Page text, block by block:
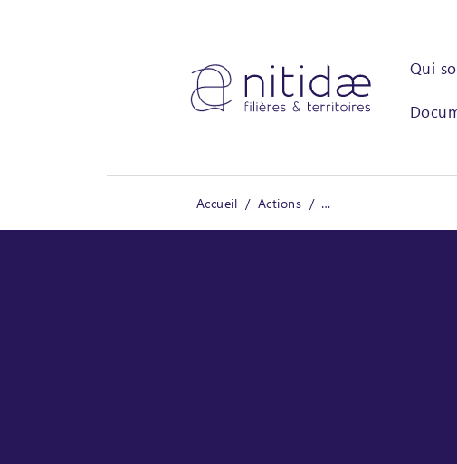
Qui
Accueil Actions SAFLIN - Etude de